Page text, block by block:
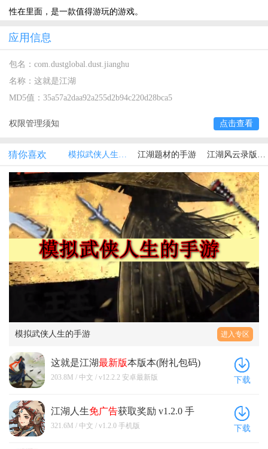
性在里面，是一款值得游玩的游戏。
应用信息
包名： com.dustglobal.dust.jianghu
名称： 这就是江湖
MD5值： 35a57a2daa92a255d2b94c220d28bca5
权限管理须知 点击查看
猜你喜欢 江湖题材的手游
模拟武侠人生的手游 进入专区
这就是江湖最新版本版本(附礼包码)
v12.2.2 安卓最新版
203.8M / 中文 / v12.2.2 安卓最新版 下载
江湖人生免广告获取奖励 v1.2.0 手
机版
321.6M / 中文 / v1.2.0 手机版 下载